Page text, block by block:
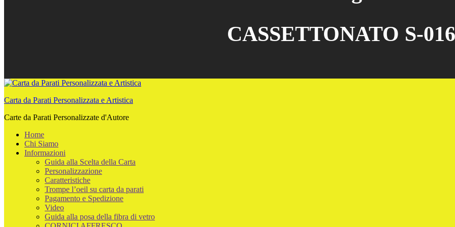
CASSETTONATO S-016
Carta da Parati Personalizzata e Artistica
Carte da Parati Personalizzate d'Autore
Home
Chi Siamo
Informazioni
Guida alla Scelta della Carta
Personalizzazione
Caratteristiche
Trompe l’oeil su carta da parati
Pagamento e Spedizione
Video
Guida alla posa della fibra di vetro